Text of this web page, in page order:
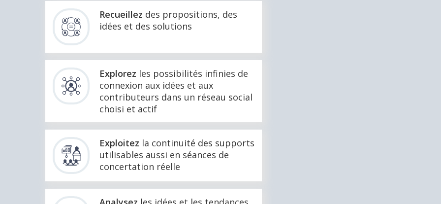
Recueillez des propositions, des
idées et des solutions
Explorez les possibilités infinies de
connexion aux idées et aux
contributeurs dans un réseau social
choisi et actif
Exploitez la continuité des supports
utilisables aussi en séances de
concertation réelle